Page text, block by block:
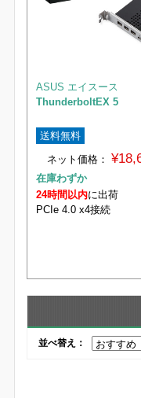
ASUS エイスース
ThunderboltEX 5
送料無料
ネット価格：
在庫わずか
24時間以内に出荷
PCIe 4.0 x4接続
並べ替え：